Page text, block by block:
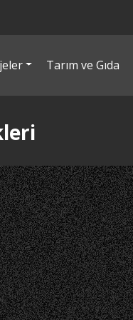
Tarım ve Gıda